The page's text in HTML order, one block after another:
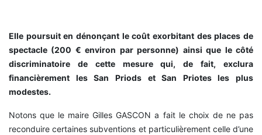
Elle poursuit en dénonçant le coût exorbitant des places de
spectacle (200 € environ par personne) ainsi que le côté
discriminatoire de cette mesure qui, de fait, exclura
financièrement les San Priods et San Priotes les plus
modestes.
Notons que le maire Gilles GASCON a fait le choix de ne pas
reconduire certaines subventions et particulièrement celle d’une